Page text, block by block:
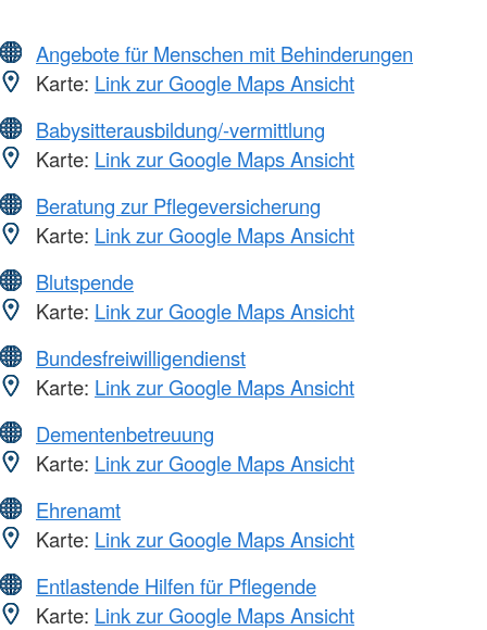
Angebote für Menschen mit Behinderungen
Karte: Link zur Google Maps Ansicht
Babysitterausbildung/-vermittlung
Karte: Link zur Google Maps Ansicht
Beratung zur Pflegeversicherung
Karte: Link zur Google Maps Ansicht
Blutspende
Karte: Link zur Google Maps Ansicht
Bundesfreiwilligendienst
Karte: Link zur Google Maps Ansicht
Dementenbetreuung
Karte: Link zur Google Maps Ansicht
Ehrenamt
Karte: Link zur Google Maps Ansicht
Entlastende Hilfen für Pflegende
Karte: Link zur Google Maps Ansicht